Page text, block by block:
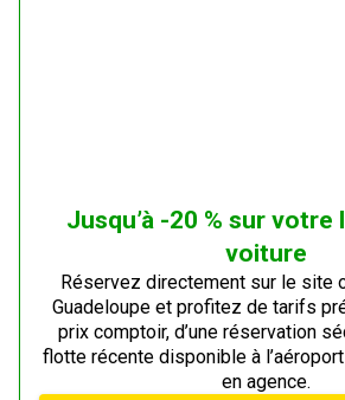
Jusqu’à -20 % sur
voiture
Réservez directement sur le site
Guadeloupe et profitez de tarifs
prix comptoir, d’une réservation
flotte récente disponible à
en agence.